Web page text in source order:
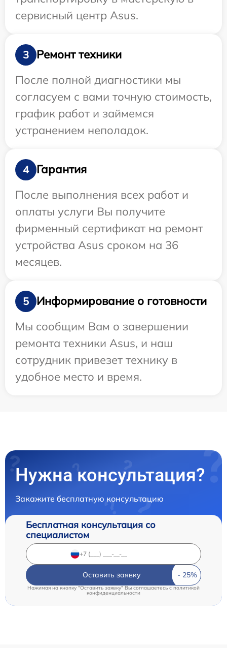
сервисный центр Asus.
3
Ремонт техники
После полной диагностики мы
согласуем с вами точную стоимость,
график работ и займемся
устранением неполадок.
4
Гарантия
После выполнения всех работ и
оплаты услуги Вы получите
фирменный сертификат на ремонт
устройства Asus сроком на 36
месяцев.
5
Информирование о готовности
Мы сообщим Вам о завершении
ремонта техники Asus, и наш
сотрудник привезет технику в
удобное место и время.
Нужна консультация?
Закажите бесплатную консультацию
Бесплатная консультация со
специалистом
Оставить заявку
Нажимая на кнопку "Оставить заявку" Вы соглашаетесь cполитикой
конфиденциальности